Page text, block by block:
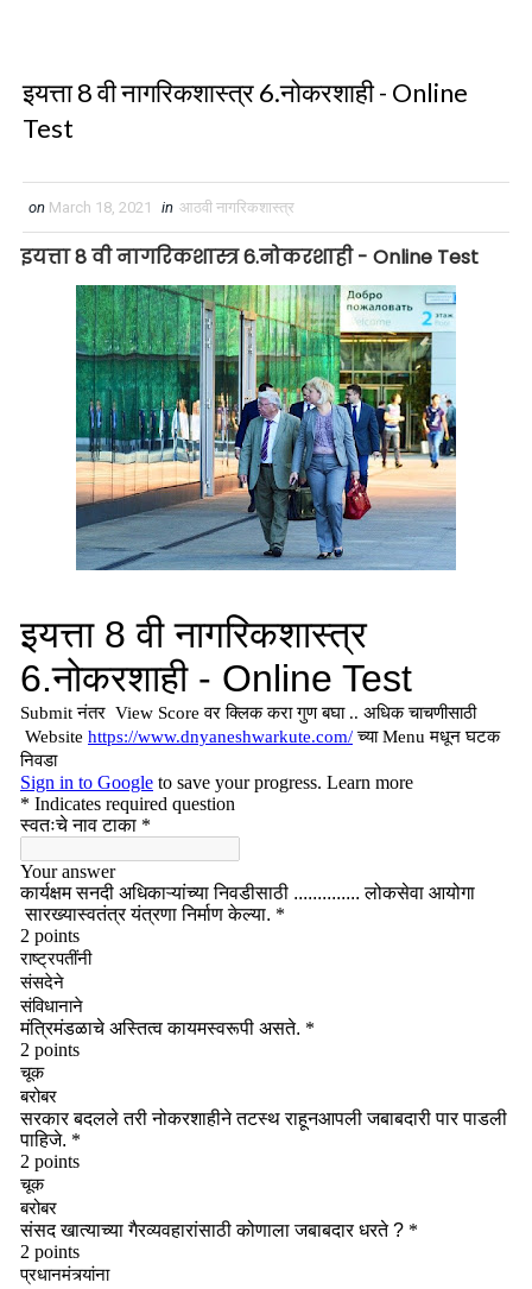
इयत्ता 8 वी नागरिकशास्त्र 6.नोकरशाही - Online
Test
on March 18, 2021 in आठवी नागरिकशास्त्र
इयत्ता 8 वी नागरिकशास्त्र 6.नोकरशाही - Online Test